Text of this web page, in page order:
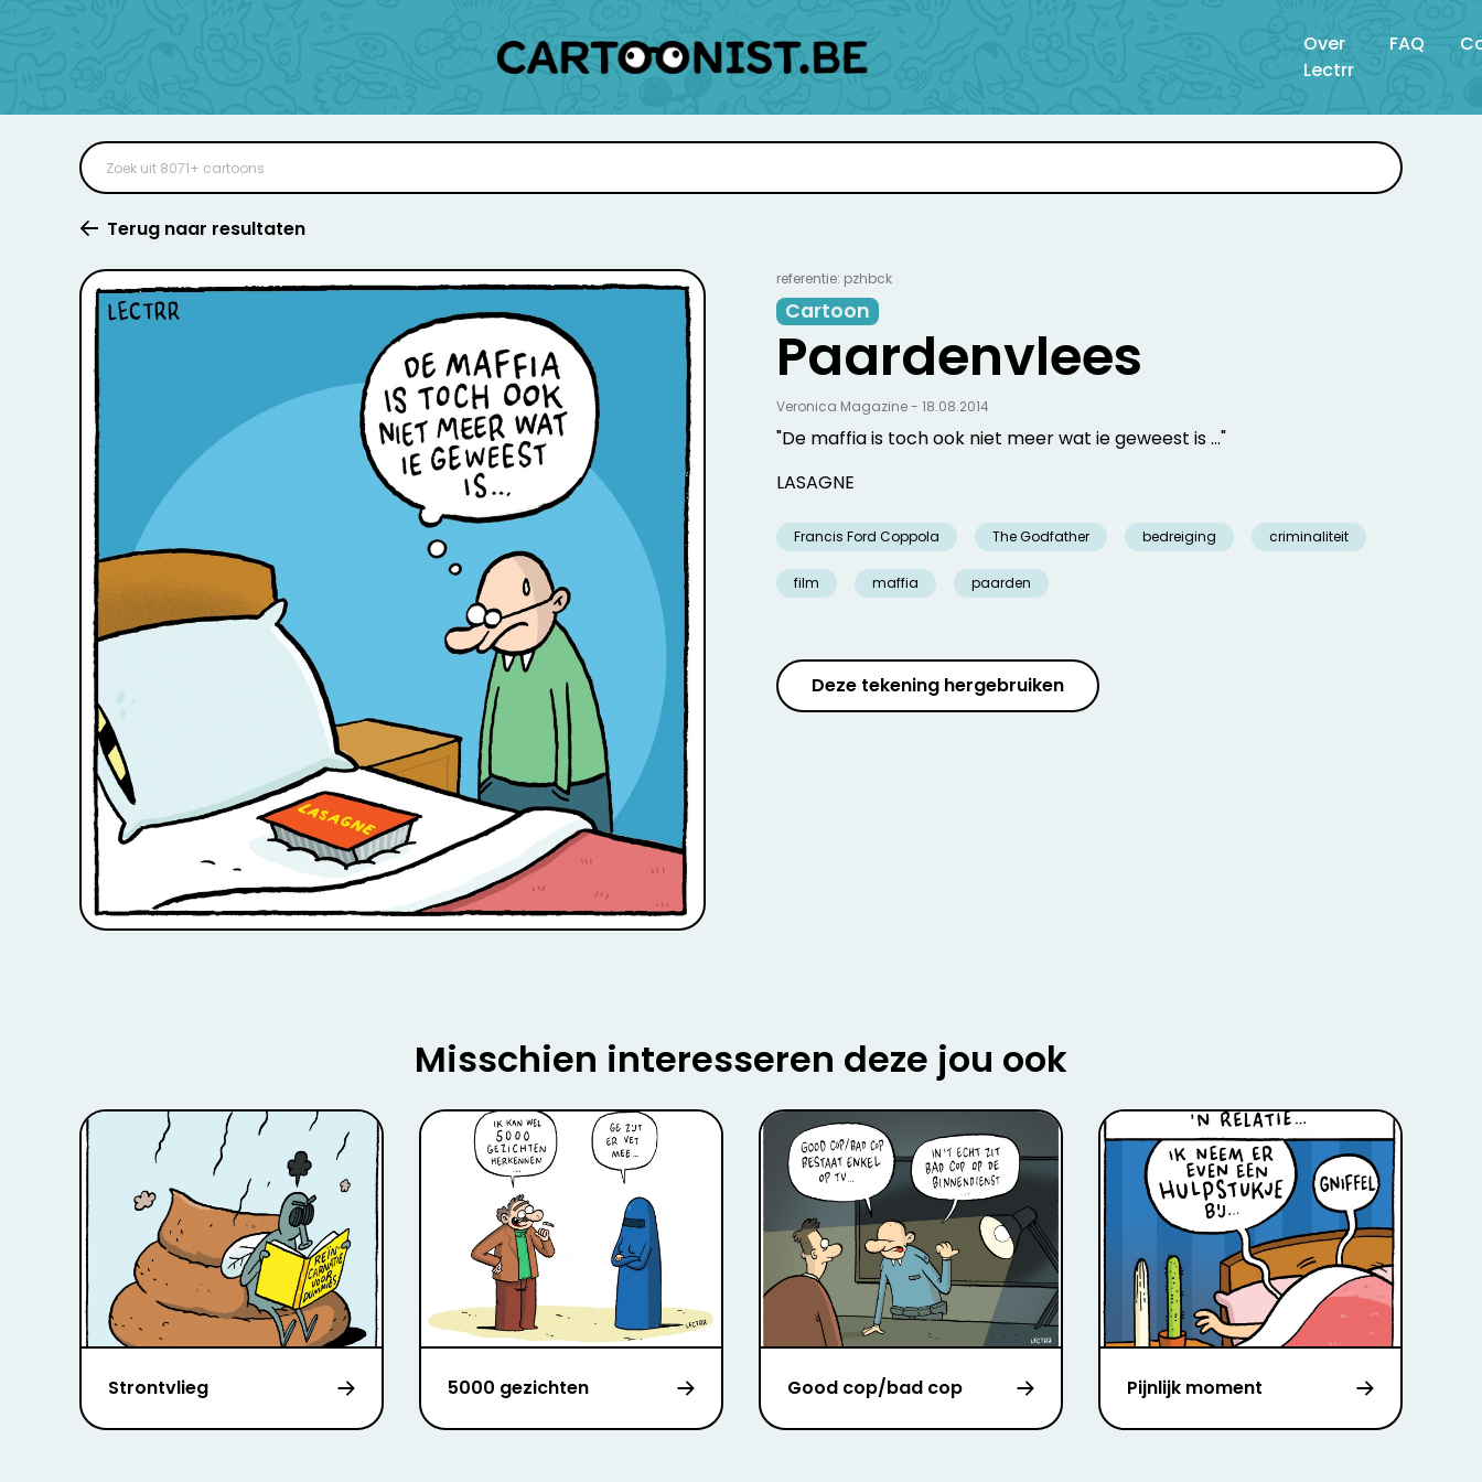
Over
Lectrr
FAQ
Terug naar resultaten
referentie: pzhbck
Cartoon
Paardenvlees
"De maffia is toch ook niet meer wat ie geweest is ..."
LASAGNE
Francis Ford Coppola The Godfather bedreiging criminaliteit
film maffia paarden
Veronica Magazine - 18.08.2014
Deze tekening hergebruiken
Misschien interesseren deze jou ook
Strontvlieg 5000 gezichten Good cop/bad cop Pijnlijk moment